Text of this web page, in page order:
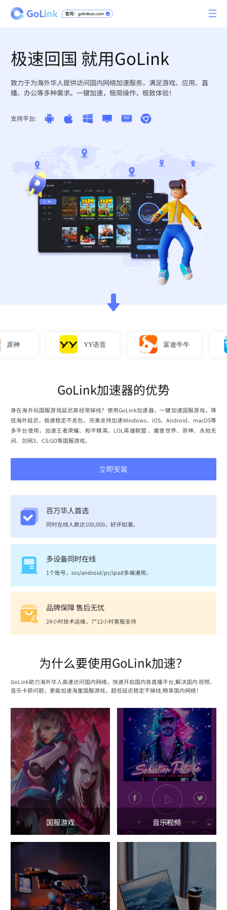
极速回国 就用GoLink
致力于为海外华人提供访问国内网络加速服务，满足游戏、应用、直
播、办公等多种需求。一键加速，极简操作，极致体验！
支持平台:
YY语音 富途牛牛
GoLink加速器的优势
身在海外玩国服游戏延迟高经常掉线？使用GoLink加速器，一键加速国服游戏，降
低海外延迟，极速稳定不丢包，完美支持加速Windows、iOS、Android、macOS等
多平台使用，加速王者荣耀、和平精英、LOL英雄联盟 、魔兽世界、原神、永劫无
间、剑网3、CS:GO等国服游戏。
立即安装
百万华人首选
同时在线人数达100,000，好评如潮。
多设备同时在线
1个账号，ios/android/pc/ipad多端通用。
品牌保障 售后无忧
24小时技术运维，7*12小时客服支持
为什么要使用GoLink加速？
GoLink助力海外华人高速访问国内网络，快速开启国内各直播平台,解决国内 视频、
音乐卡顿问题；更能加速海量国服游戏，超低延迟稳定不掉线,畅享国内网络！
国服游戏 音乐视频